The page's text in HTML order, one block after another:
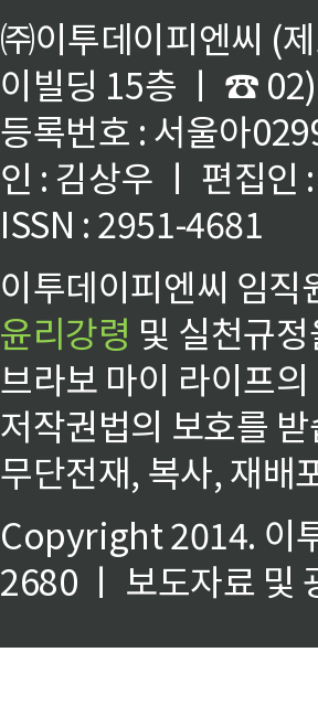
㈜이투데이피엔씨 (
이빌딩 15층 ㅣ ☎
등록번호 : 서울아
인 : 김상우 ㅣ 편집인
ISSN : 2951-4681
이투데이피엔씨 임
윤리강령 및 실천규
브라보 마이 라이프
저작권법의 보호를
무단전재, 복사, 재배
Copyright 2014. 이
2680 ㅣ 보도자료